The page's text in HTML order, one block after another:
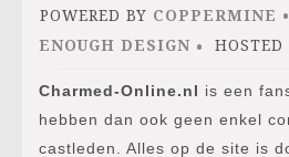
POWERED BY COPPERMINE
ENOUGH DESIGN
HOSTED
Charmed-Online.nl
is een
hebben dan ook geen enkel
castleden. Alles op de site is